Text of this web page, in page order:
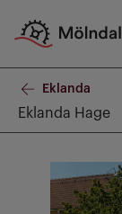
Eklanda
Eklanda Hage